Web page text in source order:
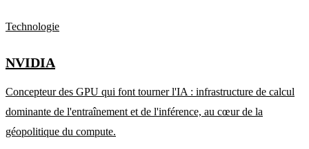
Technologie
NVIDIA
Concepteur des GPU qui font tourner l'IA : infrastructure de calcul
dominante de l'entraînement et de l'inférence, au cœur de la
géopolitique du compute.